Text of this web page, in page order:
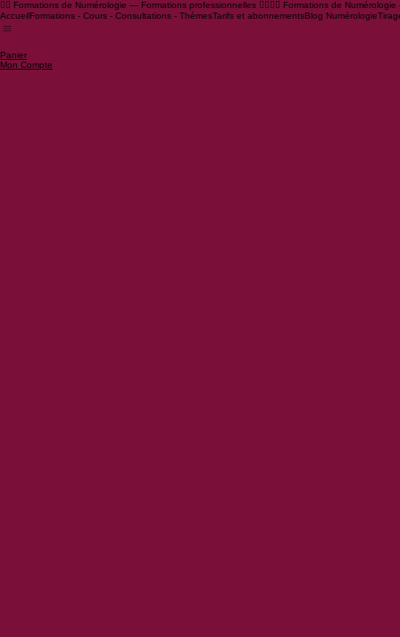
🧙‍♂️ Formations de Numérologie — Formations professionnelles 🧙‍♀️
AccueilFormations - Cours - Consultations - ThèmesTarifs et abonnementsBlog Numérologie
Panier
Mon Compte